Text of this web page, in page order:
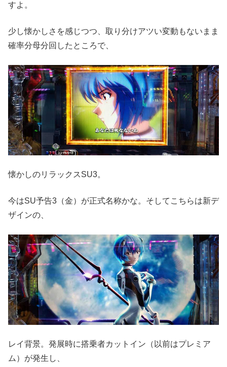
すよ。
少し懐かしさを感じつつ、取り分けアツい変動もないまま
確率分母分回したところで、
懐かしのリラックスSU3。
今はSU予告3（金）が正式名称かな。そしてこちらは新デ
ザインの、
レイ背景。発展時に搭乗者カットイン（以前はプレミア
ム）が発生し、